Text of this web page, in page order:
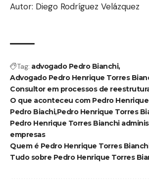
Autor: Diego Rodríguez Velázquez
Tag: advogado Pedro Bianchi
Advogado Pedro Henrique Torres
Consultor em processos de
O que aconteceu com Pedro
Pedro BiachiPedro Henrique Torres
Pedro Henrique Torres Bianchi
empresas
Quem é Pedro Henrique Torres
Tudo sobre Pedro Henrique Torres